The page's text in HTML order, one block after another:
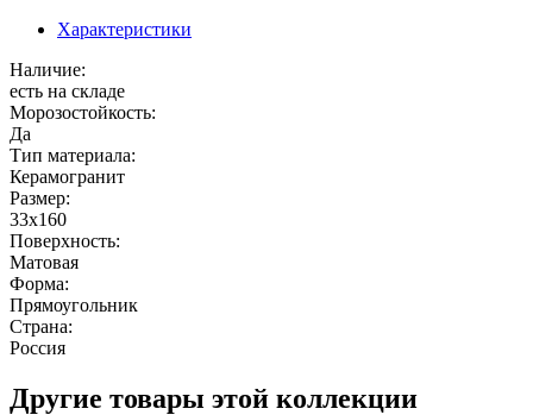
Характеристики
Наличие:
есть на складе
Морозостойкость:
Да
Тип материала:
Керамогранит
Размер:
33x160
Поверхность:
Матовая
Форма:
Прямоугольник
Страна:
Россия
Другие товары этой коллекции